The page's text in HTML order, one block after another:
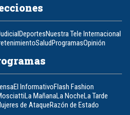
DeportesNuestra Tele Internacional
SaludProgramasOpinión
El InformativoFlash Fashion
La MañanaLa NocheLa Tarde
de AtaqueRazón de Estado